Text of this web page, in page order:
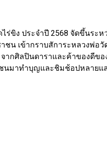
ขิง ประจำปี 2568 จัดขึ้นระห
ชน เข้ากราบสัการะหลวงพ่อวั
ากศิลปินดาราและค้าของดีขอ
นมาทำบุญและชิมช้อปหลายแ